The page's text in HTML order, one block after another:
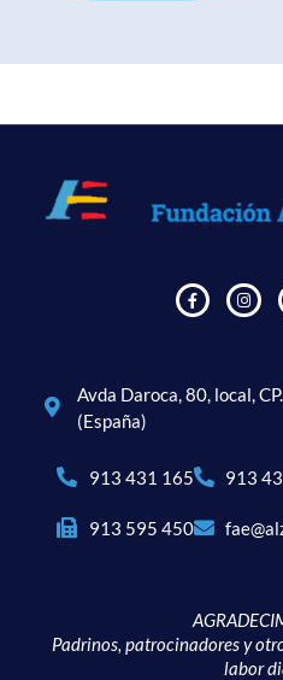
Avda Daroca, 80, local,
(España)
913 431 165 913
913 595 450
Padrinos, patrocinadores y
labor